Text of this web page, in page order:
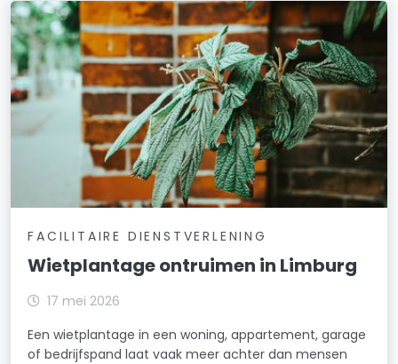
FACILITAIRE DIENSTVERLENING
Wietplantage ontruimen in Limburg
17 mei 2026
Een wietplantage in een woning, appartement, garage
of bedrijfspand laat vaak meer achter dan mensen